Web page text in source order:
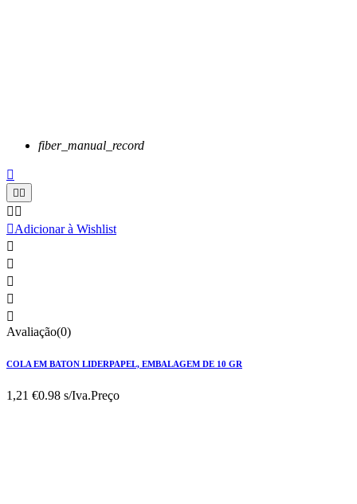
fiber_manual_record

 
 
Adicionar à Wishlist





Avaliação(0)
COLA EM BATON LIDERPAPEL, EMBALAGEM DE 10 GR
1,21 €0.98 s/Iva.Preço